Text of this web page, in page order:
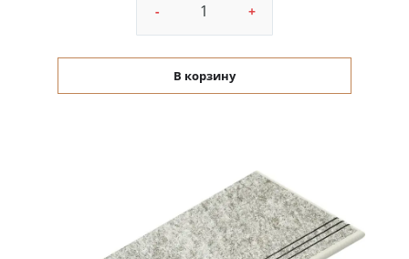
- +
В корзину